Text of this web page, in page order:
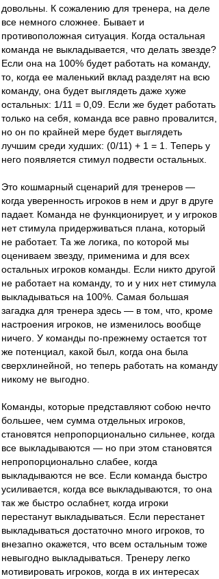
довольны. К сожалению для тренера, на деле
все немного сложнее. Бывает и
противоположная ситуация. Когда остальная
команда не выкладывается, что делать звезде?
Если она на 100% будет работать на команду,
то, когда ее маленький вклад разделят на всю
команду, она будет выглядеть даже хуже
остальных: 1/11 = 0,09. Если же будет работать
только на себя, команда все равно провалится,
но он по крайней мере будет выглядеть
лучшим среди худших: (0/11) + 1 = 1. Теперь у
него появляется стимул подвести остальных.
Это кошмарный сценарий для тренеров —
когда уверенность игроков в нем и друг в друге
падает. Команда не функционирует, и у игроков
нет стимула придерживаться плана, который
не работает. Та же логика, по которой мы
оцениваем звезду, применима и для всех
остальных игроков команды. Если никто другой
не работает на команду, то и у них нет стимула
выкладываться на 100%. Самая большая
загадка для тренера здесь — в том, что, кроме
настроения игроков, не изменилось вообще
ничего. У команды по-прежнему остается тот
же потенциал, какой был, когда она была
сверхлинейной, но теперь работать на команду
никому не выгодно.
Команды, которые представляют собою нечто
большее, чем сумма отдельных игроков,
становятся непропорционально сильнее, когда
все выкладываются — но при этом становятся
непропорционально слабее, когда
выкладываются не все. Если команда быстро
усиливается, когда все выкладываются, то она
так же быстро ослабнет, когда игроки
перестанут выкладываться. Если перестанет
выкладываться достаточно много игроков, то
внезапно окажется, что всем остальным тоже
невыгодно выкладываться. Тренеру легко
мотивировать игроков, когда в их интересах